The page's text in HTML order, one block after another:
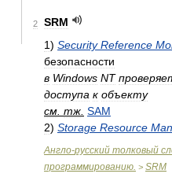
2
SRM
1) Security Reference
безопасности
в Windows NT
доступа к объекту
см тж SAM
2) Storage Resource
Англо-русский толковый
программированию. > SRM